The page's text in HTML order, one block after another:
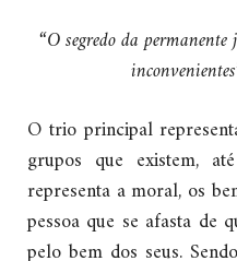
“O segredo da
O trio principal
grupos que existem,
representa a moral, os
pessoa que se afasta de
pelo bem dos seus.